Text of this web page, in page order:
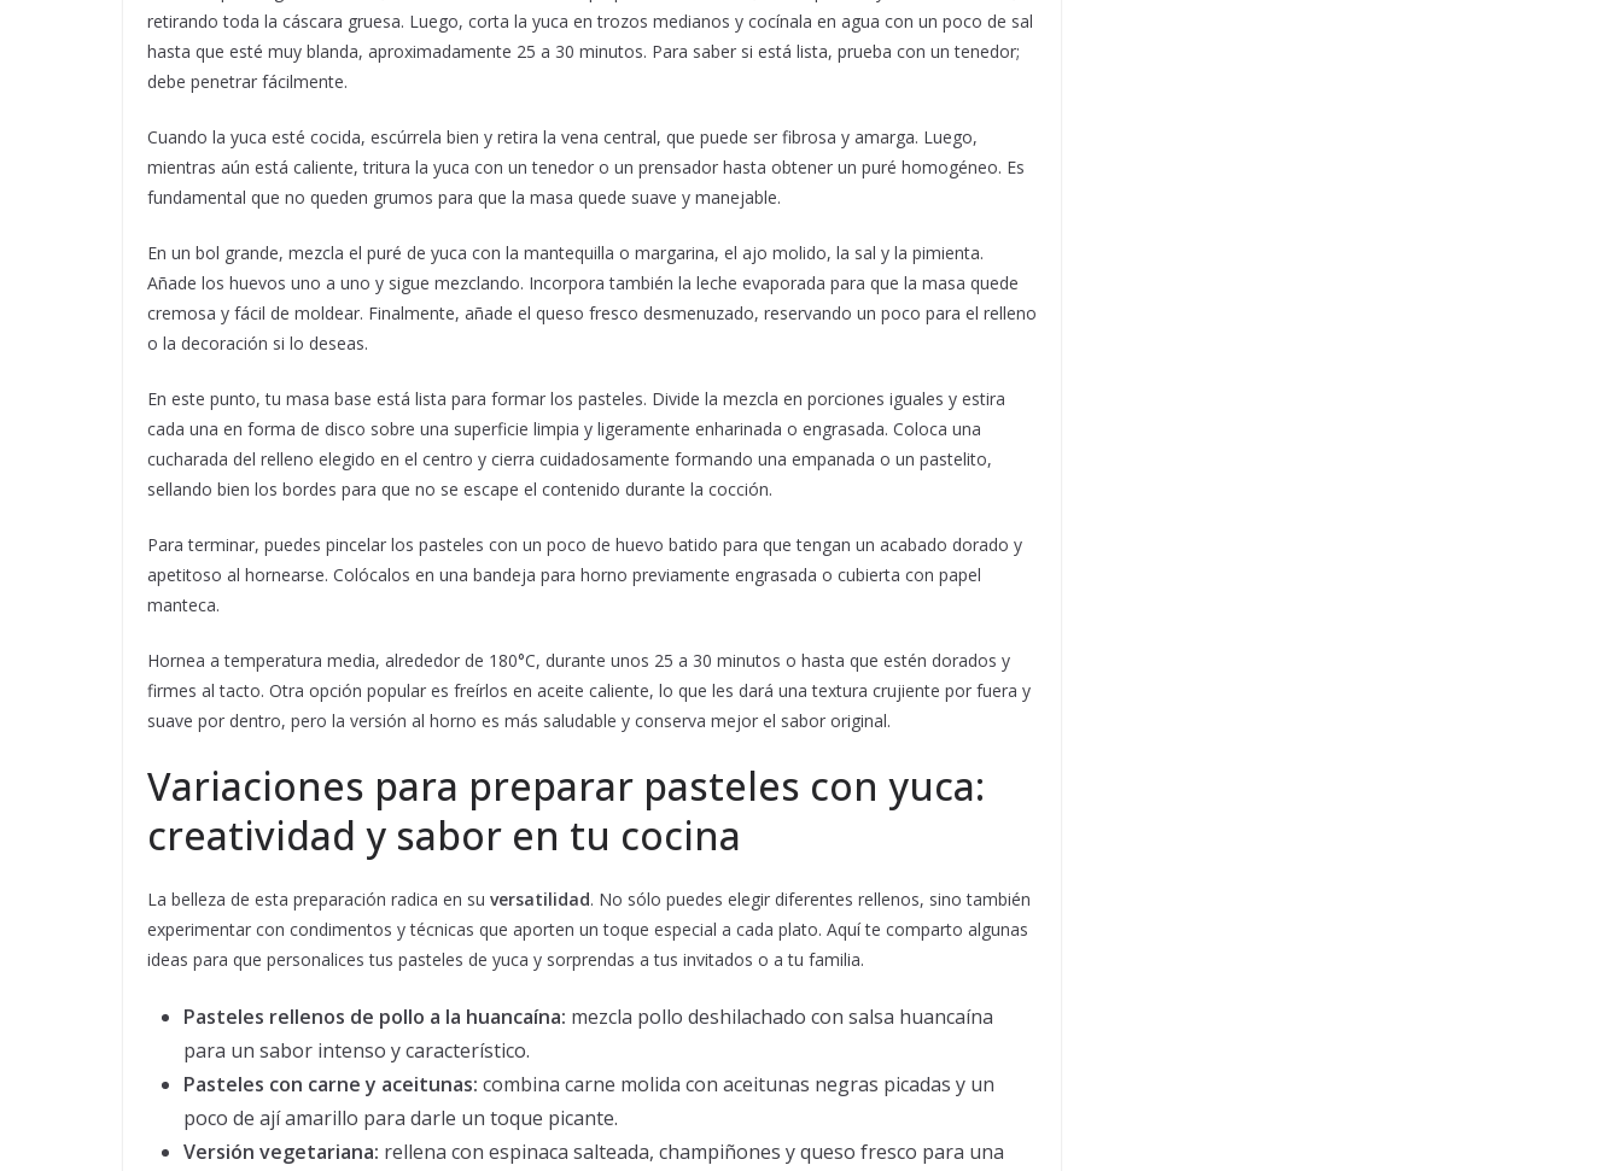
retirando toda la cáscara gruesa. Luego, corta la yuca en trozos medianos y cocínala en agua con un poco de sal
hasta que esté muy blanda, aproximadamente 25 a 30 minutos. Para saber si está lista, prueba con un tenedor;
debe penetrar fácilmente.
Cuando la yuca esté cocida, escúrrela bien y retira la vena central, que puede ser fibrosa y amarga. Luego,
mientras aún está caliente, tritura la yuca con un tenedor o un prensador hasta obtener un puré homogéneo. Es
fundamental que no queden grumos para que la masa quede suave y manejable.
En un bol grande, mezcla el puré de yuca con la mantequilla o margarina, el ajo molido, la sal y la pimienta.
Añade los huevos uno a uno y sigue mezclando. Incorpora también la leche evaporada para que la masa quede
cremosa y fácil de moldear. Finalmente, añade el queso fresco desmenuzado, reservando un poco para el relleno
o la decoración si lo deseas.
En este punto, tu masa base está lista para formar los pasteles. Divide la mezcla en porciones iguales y estira
cada una en forma de disco sobre una superficie limpia y ligeramente enharinada o engrasada. Coloca una
cucharada del relleno elegido en el centro y cierra cuidadosamente formando una empanada o un pastelito,
sellando bien los bordes para que no se escape el contenido durante la cocción.
Para terminar, puedes pincelar los pasteles con un poco de huevo batido para que tengan un acabado dorado y
apetitoso al hornearse. Colócalos en una bandeja para horno previamente engrasada o cubierta con papel
manteca.
Hornea a temperatura media, alrededor de 180°C, durante unos 25 a 30 minutos o hasta que estén dorados y
firmes al tacto. Otra opción popular es freírlos en aceite caliente, lo que les dará una textura crujiente por fuera y
suave por dentro, pero la versión al horno es más saludable y conserva mejor el sabor original.
Variaciones para preparar pasteles con yuca:
creatividad y sabor en tu cocina
La belleza de esta preparación radica en su versatilidad. No sólo puedes elegir diferentes rellenos, sino también
experimentar con condimentos y técnicas que aporten un toque especial a cada plato. Aquí te comparto algunas
ideas para que personalices tus pasteles de yuca y sorprendas a tus invitados o a tu familia.
Pasteles rellenos de pollo a la huancaína: mezcla pollo deshilachado con salsa huancaína
para un sabor intenso y característico.
Pasteles con carne y aceitunas: combina carne molida con aceitunas negras picadas y un
poco de ají amarillo para darle un toque picante.
Versión vegetariana: rellena con espinaca salteada, champiñones y queso fresco para una